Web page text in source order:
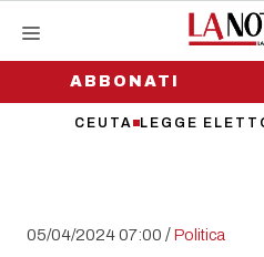
contenutoABBONATI
CEUTA LEGGE
05/04/2024 07:00 /Politica